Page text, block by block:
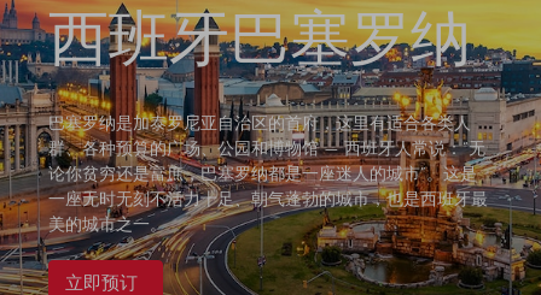
西班牙巴塞罗纳
巴塞罗纳是加泰罗尼亚自治区的首府，这里有适合各类人
群、各种预算的广场、公园和博物馆 — 西班牙人常说：“无
论你贫穷还是富庶，巴塞罗纳都是一座迷人的城市”。这是
一座无时无刻不活力十足、朝气蓬勃的城市，也是西班牙最
美的城市之一。
立即预订